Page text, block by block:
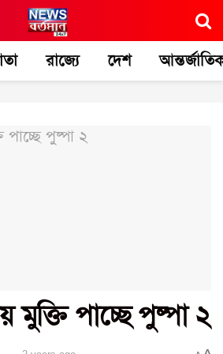
রাজ্যে দেশ
মুক্তি পাচ্ছে পুষ্পা ২